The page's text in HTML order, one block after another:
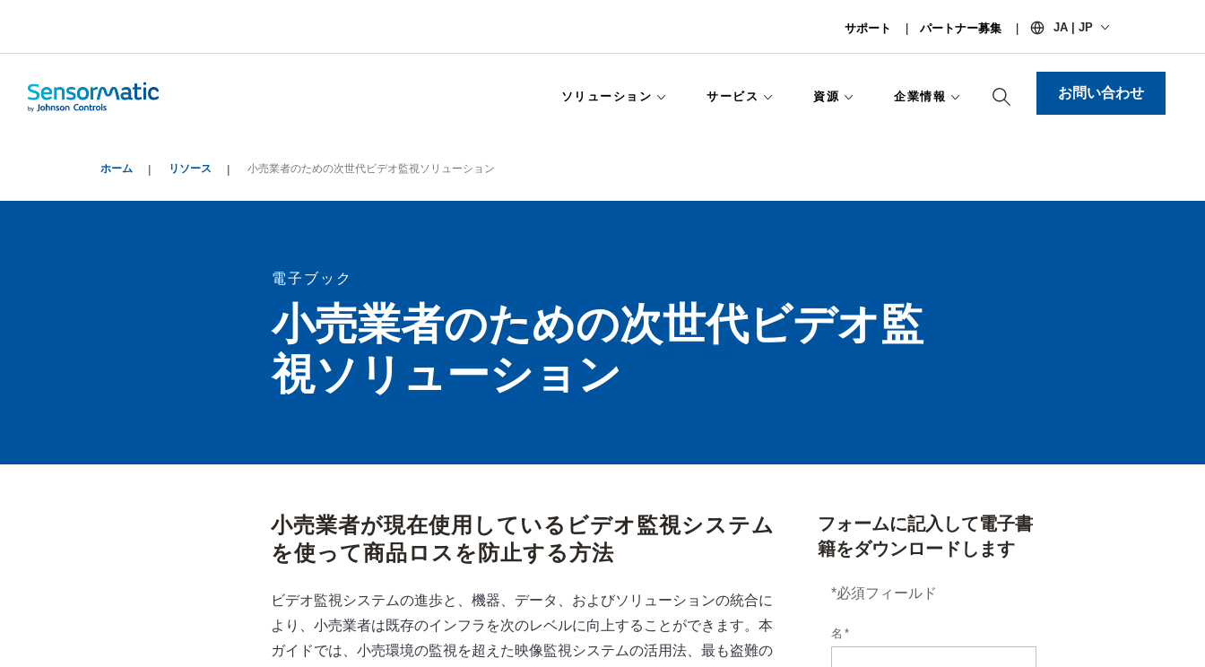
サポート パートナー募集 JA | JP
ソリューション サービス 資源 企業情報​ お問い合わせ
ホーム リソース 小売業者のための次世代ビデオ監視ソリューション
電子ブック
小売業者のための次世代ビデオ監
視ソリューション
小売業者が現在使用しているビデオ監視システム
を使って商品ロスを防止する方法
ビデオ監視システムの進歩と、機器、データ、およびソリューションの統合に
より、小売業者は既存のインフラを次のレベルに向上することができます。本
ガイドでは、小売環境の監視を超えた映像監視システムの活用法、最も盗難の
フォームに記入して電子書
籍をダウンロードします
*必須フィールド
名*